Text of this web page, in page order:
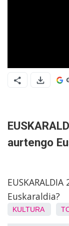
aurtengo
Euskaraldia?
KULTURA